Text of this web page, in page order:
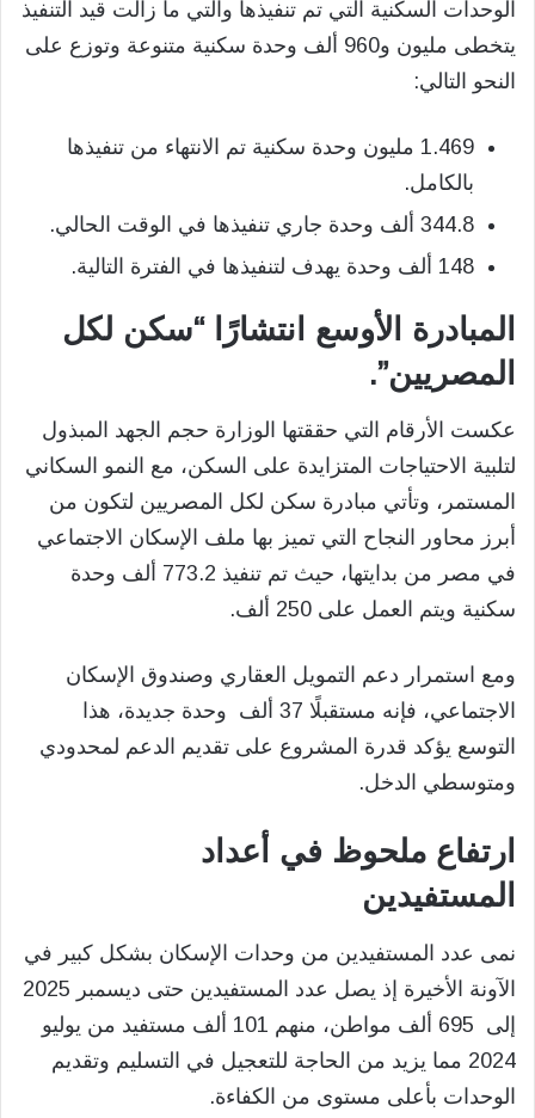
الوحدات السكنية التي تم تنفيذها والتي ما زالت قيد التنفيذ
يتخطى مليون و960 ألف وحدة سكنية متنوعة وتوزع على
النحو التالي:
1.469 مليون وحدة سكنية تم الانتهاء من تنفيذها
بالكامل.
344.8 ألف وحدة جاري تنفيذها في الوقت الحالي.
148 ألف وحدة يهدف لتنفيذها في الفترة التالية.
المبادرة الأوسع انتشارًا “سكن لكل
المصريين”.
عكست الأرقام التي حققتها الوزارة حجم الجهد المبذول
لتلبية الاحتياجات المتزايدة على السكن، مع النمو السكاني
المستمر، وتأتي مبادرة سكن لكل المصريين لتكون من
أبرز محاور النجاح التي تميز بها ملف الإسكان الاجتماعي
في مصر من بدايتها، حيث تم تنفيذ 773.2 ألف وحدة
سكنية ويتم العمل على 250 ألف.
ومع استمرار دعم التمويل العقاري وصندوق الإسكان
الاجتماعي، فإنه مستقبلًا 37 ألف وحدة جديدة، هذا
التوسع يؤكد قدرة المشروع على تقديم الدعم لمحدودي
ومتوسطي الدخل.
ارتفاع ملحوظ في أعداد
المستفيدين
نمى عدد المستفيدين من وحدات الإسكان بشكل كبير في
الآونة الأخيرة إذ يصل عدد المستفيدين حتى ديسمبر 2025
إلى 695 ألف مواطن، منهم 101 ألف مستفيد من يوليو
2024 مما يزيد من الحاجة للتعجيل في التسليم وتقديم
الوحدات بأعلى مستوى من الكفاءة.